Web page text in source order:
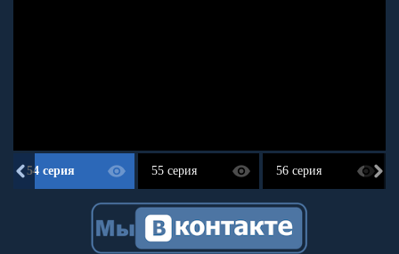
54 серия 55 серия 56 серия